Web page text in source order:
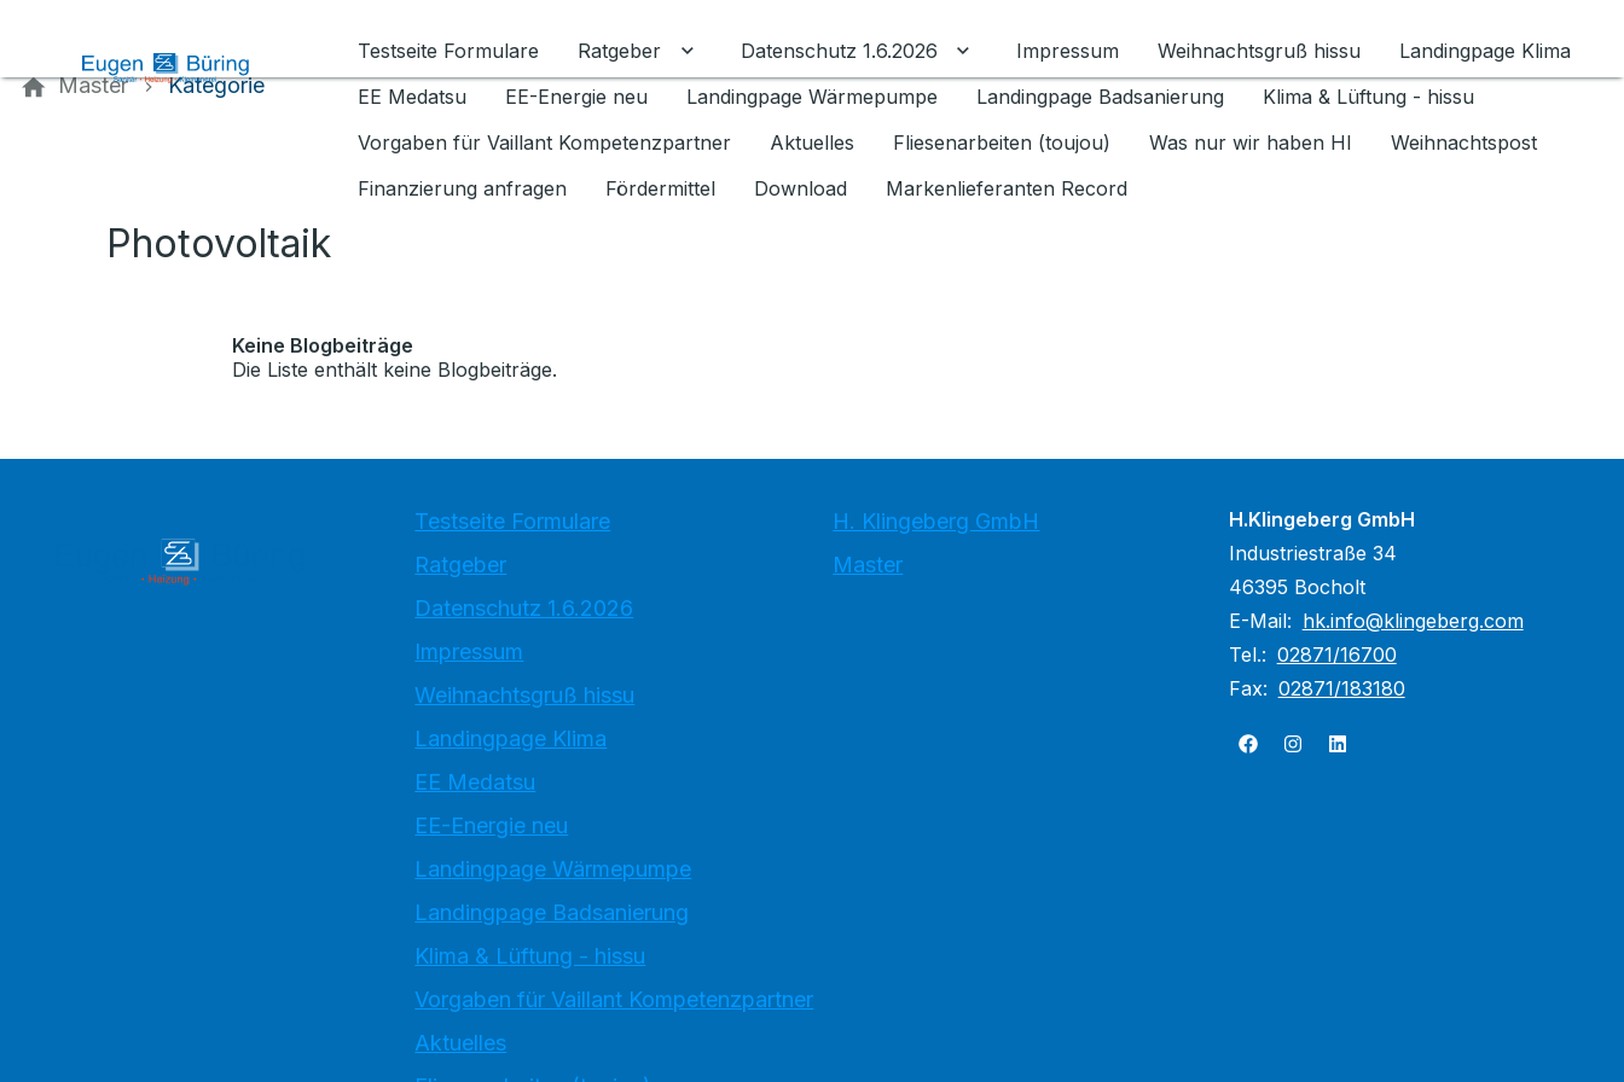
Testseite Formulare
Ratgeber Untermenü für Ratgeber umschalten
Datenschutz 1.6.2026 Untermenü für Datenschutz 1.6.2026 umschalten
Impressum Weihnachtsgruß hissu
Landingpage Klima
EE Medatsu
EE-Energie neu Landingpage Wärmepumpe Landingpage Badsanierung
Klima & Lüftung - hissu
Vorgaben für Vaillant Kompetenzpartner
Aktuelles Fliesenarbeiten (toujou) Was nur wir haben HI
Weihnachtspost
Finanzierung anfragen
Fördermittel Download Markenlieferanten Record
Master Kategorie
Photovoltaik
Keine Blogbeiträge
Die Liste enthält keine Blogbeiträge.
Testseite Formulare
Ratgeber
Datenschutz 1.6.2026
Impressum
Weihnachtsgruß hissu
Landingpage Klima
EE Medatsu
EE-Energie neu
Landingpage Wärmepumpe
Landingpage Badsanierung
Klima & Lüftung - hissu
Vorgaben für Vaillant Kompetenzpartner
Aktuelles
H. Klingeberg GmbH
Master
H.Klingeberg GmbH
Industriestraße 34
46395 Bocholt
E-Mail: hk.info@klingeberg.com
Tel.: 02871/16700
Fax: 02871/183180